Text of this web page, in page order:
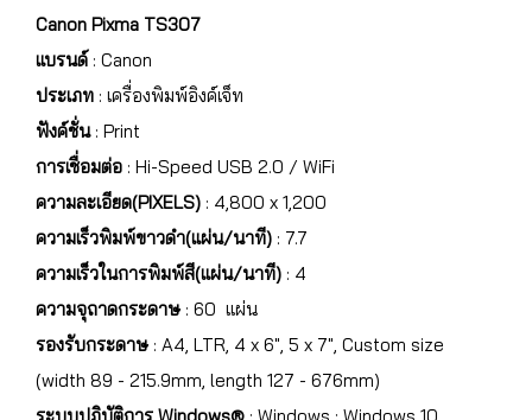
Canon Pixma TS307
แบรนด์: Canon
ประเภท : เครื่องพิมพ์อิงค์เจ็ท
ฟังค์ชั่น: Print
การเชื่อมต่อ : Hi-Speed USB 2.0 / WiFi
ความละเอียด(PIXELS) : 4,800 x 1,200
ความเร็วพิมพ์ขาวดำ(แผ่น/นาที) : 7.7
ความเร็วในการพิมพ์สี(แผ่น/นาที) : 4
ความจุถาดกระดาษ : 60 แผ่น
รองรับกระดาษ : A4, LTR, 4 x 6", 5 x 7", Custom size
(width 89 - 215.9mm, length 127 - 676mm)